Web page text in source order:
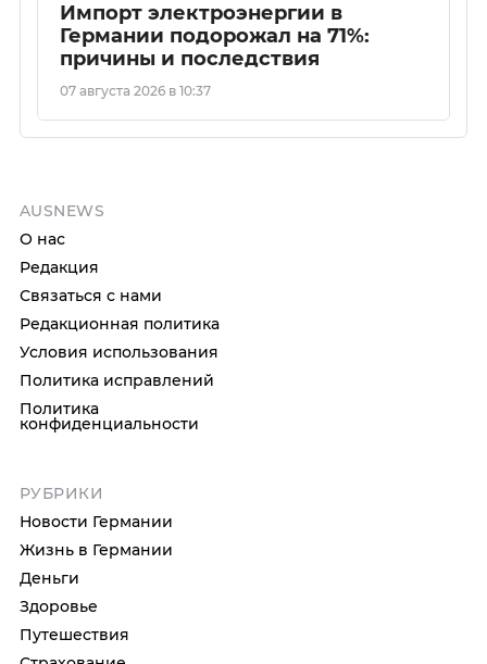
Импорт электроэнергии в
Германии подорожал на 71%:
причины и последствия
07 августа 2026 в 10:37
AUSNEWS
О нас
Редакция
Связаться с нами
Редакционная политика
Условия использования
Политика исправлений
Политика
конфиденциальности
РУБРИКИ
Новости Германии
Жизнь в Германии
Деньги
Здоровье
Путешествия